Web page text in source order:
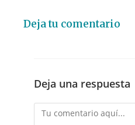
Deja tu comentario
Deja una respuesta